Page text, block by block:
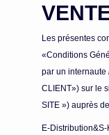
Les présentes
«Conditions
par un internaute
CLIENT») sur le
SITE ») auprès de
E-